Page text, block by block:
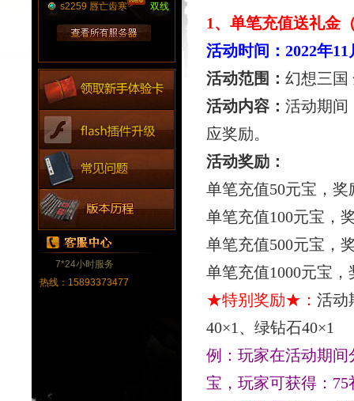
s2259 唇亡齿寒
双线
7*24小时服务
热线：15893373477
1 、单笔充值送礼金
活动时间：2022年11
活动范围：幻想三国
活动内容：活动期间
应奖励。
活动奖励：
单笔充值50元宝，奖
单笔充值100元宝，
单笔充值500元宝，
单笔充值1000元宝，
★特别奖励★：活动
40×1 、绿钻石40×1
例：玩家在活动期
宝，玩家可获得： 75